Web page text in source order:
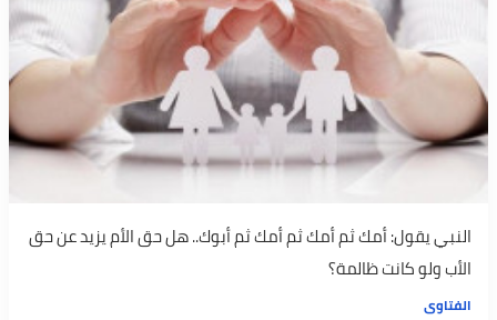
النبي يقول: أمك ثم أمك ثم أمك ثم أبوك.. هل حق الأم يزيد عن حق
الأب ولو كانت ظالمة؟
الفتاوى